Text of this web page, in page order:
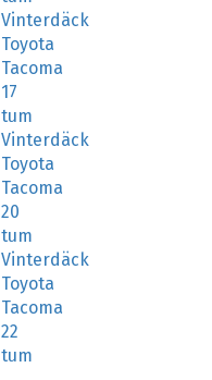
Vinterdäck
Toyota
Tacoma
17
tum
Vinterdäck
Toyota
Tacoma
20
tum
Vinterdäck
Toyota
Tacoma
22
tum